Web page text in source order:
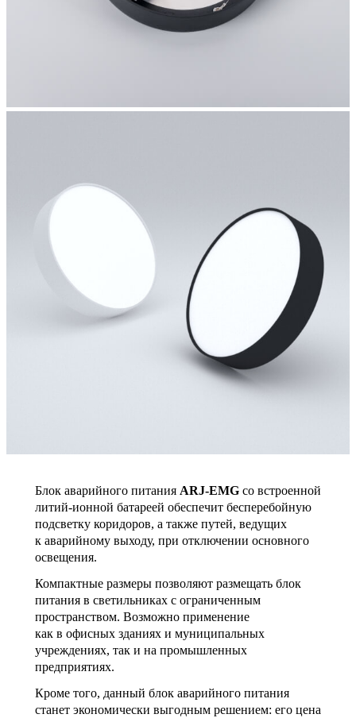
Блок аварийного питания ARJ-EMG со встроенной
литий-ионной батареей обеспечит бесперебойную
подсветку коридоров, а также путей, ведущих
к аварийному выходу, при отключении основного
освещения.
Компактные размеры позволяют размещать блок
питания в светильниках с ограниченным
пространством. Возможно применение
как в офисных зданиях и муниципальных
учреждениях, так и на промышленных
предприятиях.
Кроме того, данный блок аварийного питания
станет экономически выгодным решением: его цена